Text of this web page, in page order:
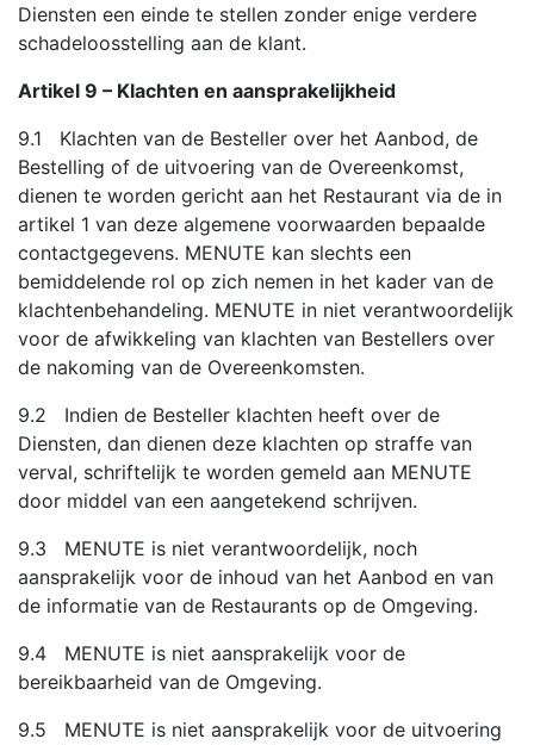
Diensten een einde te stellen zonder enige verdere
schadeloosstelling aan de klant.
Artikel 9 – Klachten en aansprakelijkheid
9.1 Klachten van de Besteller over het Aanbod, de
Bestelling of de uitvoering van de Overeenkomst,
dienen te worden gericht aan het Restaurant via de in
artikel 1 van deze algemene voorwaarden bepaalde
contactgegevens. MENUTE kan slechts een
bemiddelende rol op zich nemen in het kader van de
klachtenbehandeling. MENUTE in niet verantwoordelijk
voor de afwikkeling van klachten van Bestellers over
de nakoming van de Overeenkomsten.
9.2 Indien de Besteller klachten heeft over de
Diensten, dan dienen deze klachten op straffe van
verval, schriftelijk te worden gemeld aan MENUTE
door middel van een aangetekend schrijven.
9.3 MENUTE is niet verantwoordelijk, noch
aansprakelijk voor de inhoud van het Aanbod en van
de informatie van de Restaurants op de Omgeving.
9.4 MENUTE is niet aansprakelijk voor de
bereikbaarheid van de Omgeving.
9.5 MENUTE is niet aansprakelijk voor de uitvoering